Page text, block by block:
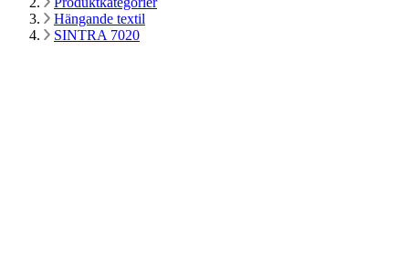
Hängande textil
SINTRA 7020